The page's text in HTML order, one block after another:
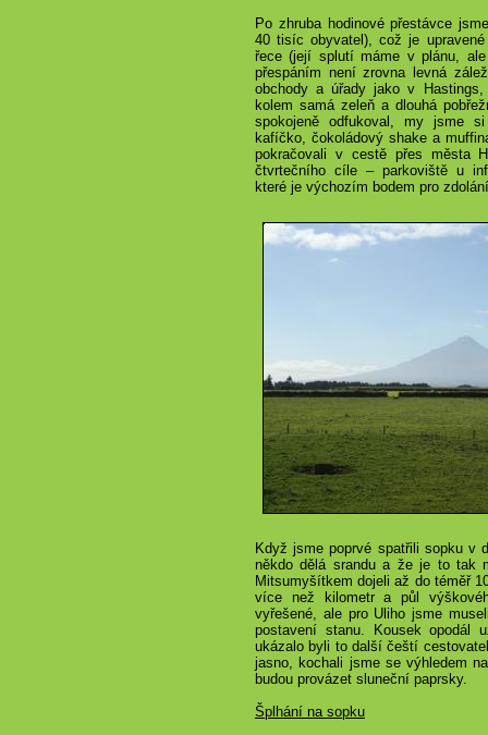
Po zhruba hodinové přestávce
40 tisíc obyvatel), což je
řece (její splutí máme v plánu,
přespáním není zrovna levná
obchody a úřady jako v
kolem samá zeleň a dlouhá
spokojeně odfukoval, my jsme
kafíčko, čokoládový shake a
pokračovali v cestě přes města
čtvrtečního cíle – parkoviště u
které je výchozím bodem pro
Když jsme poprvé spatřili sopku
někdo dělá srandu a že je to tak
Mitsumyšítkem dojeli až do téměř
více než kilometr a půl
vyřešené, ale pro Uliho jsme
postavení stanu. Kousek
ukázalo byli to další čeští
jasno, kochali jsme se výhledem
budou provázet sluneční paprsky.
Šplhání na sopku